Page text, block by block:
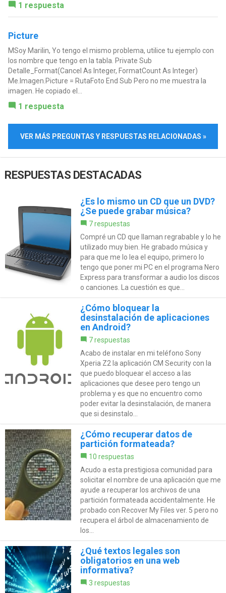
1 respuesta
Picture
MSoy Marilin, Yo tengo el mismo problema, utilice tu ejemplo con
los nombre que tengo en la tabla. Private Sub
Detalle_Format(Cancel As Integer, FormatCount As Integer)
Me.Imagen.Picture = RutaFoto End Sub Pero no me muestra la
imagen. He copiado el...
1 respuesta
VER MÁS PREGUNTAS Y RESPUESTAS RELACIONADAS »
RESPUESTAS DESTACADAS
¿Es lo mismo un CD que un DVD?
¿Se puede grabar música?
7 respuestas
Compré un CD que llaman regrabable y lo he
utilizado muy bien. He grabado música y
para que me lo lea el equipo, primero lo
tengo que poner mi PC en el programa Nero
Express para transformar a audio los discos
o canciones. La cuestión es que...
¿Cómo bloquear la
desinstalación de aplicaciones
en Android?
7 respuestas
Acabo de instalar en mi teléfono Sony
Xperia Z2 la aplicación CM Security con la
que puedo bloquear el acceso a las
aplicaciones que desee pero tengo un
problema y es que no encuentro como
poder evitar la desinstalación, de manera
que si desinstalo...
¿Cómo recuperar datos de
partición formateada?
10 respuestas
Acudo a esta prestigiosa comunidad para
solicitar el nombre de una aplicación que me
ayude a recuperar los archivos de una
partición formateada accidentalmente. He
probado con Recover My Files ver. 5 pero no
recupera el árbol de almacenamiento de
los...
¿Qué textos legales son
obligatorios en una web
informativa?
3 respuestas